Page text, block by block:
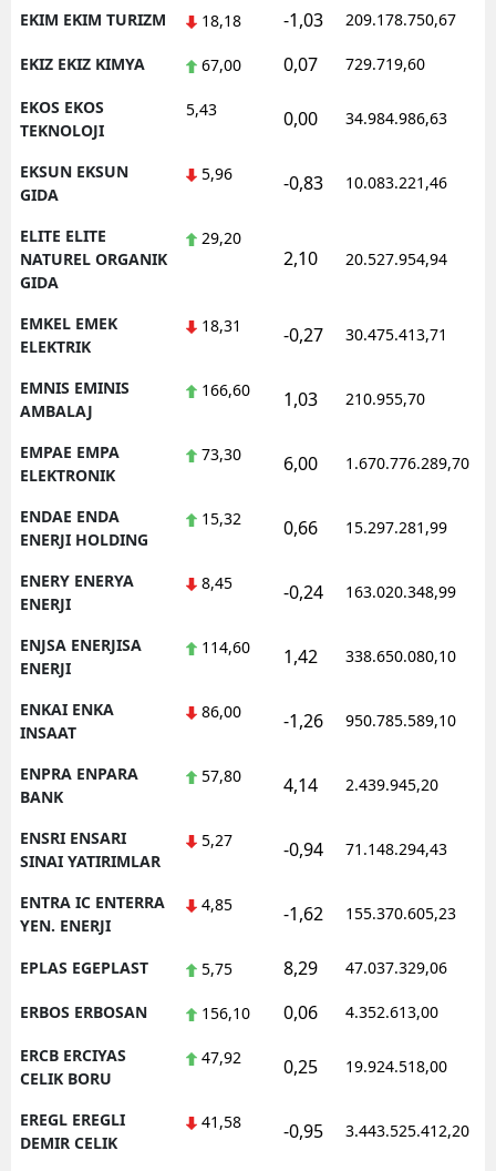
EKIM EKIM TURIZM 18,18 -1,03 209.178.750,67
EKIZ EKIZ KIMYA 67,00 0,07 729.719,60
EKOS EKOS
TEKNOLOJI
5,43 0,00 34.984.986,63
EKSUN EKSUN
GIDA
5,96 -0,83 10.083.221,46
ELITE ELITE
NATUREL ORGANIK
GIDA
29,20
2,10 20.527.954,94
EMKEL EMEK
ELEKTRIK
18,31 -0,27 30.475.413,71
EMNIS EMINIS
AMBALAJ
166,60 1,03 210.955,70
EMPAE EMPA
ELEKTRONIK
73,30 6,00 1.670.776.289,70
ENDAE ENDA
ENERJI HOLDING
15,32 0,66 15.297.281,99
ENERY ENERYA
ENERJI
8,45 -0,24 163.020.348,99
ENJSA ENERJISA
ENERJI
114,60 1,42 338.650.080,10
ENKAI ENKA
INSAAT
86,00 -1,26 950.785.589,10
ENPRA ENPARA
BANK
57,80 4,14 2.439.945,20
ENSRI ENSARI
SINAI YATIRIMLAR
5,27 -0,94 71.148.294,43
ENTRA IC ENTERRA
YEN. ENERJI
4,85 -1,62 155.370.605,23
EPLAS EGEPLAST 5,75 8,29 47.037.329,06
ERBOS ERBOSAN 156,10 0,06 4.352.613,00
ERCB ERCIYAS
CELIK BORU
47,92 0,25 19.924.518,00
EREGL EREGLI
DEMIR CELIK
41,58 -0,95 3.443.525.412,20